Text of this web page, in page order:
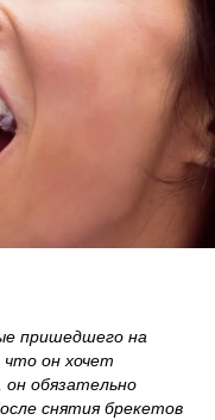
пришедшего на
, что он хочет
он обязательно
снятия брекетов